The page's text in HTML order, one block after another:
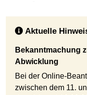
Aktuelle
Bekanntmachung
Abwicklung
Bei der Online-
zwischen dem 11.